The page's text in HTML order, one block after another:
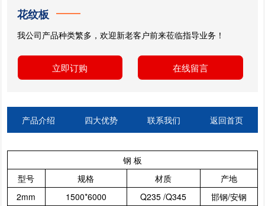
花纹板
我公司产品种类繁多，欢迎新老客户前来莅临指导业务！
立即订购 在线留言
产品介绍 四大优势 联系我们 返回首页
钢 板
型号
规格 材质
产地
2mm
1500*6000 Q235 /Q345
邯钢/安钢